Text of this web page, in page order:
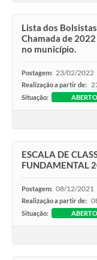
Lista dos
Chamada de
no município.
Postagem: 23/02/2022
Realização a partir de:
Situação: ABERTO
ESCALA DE
FUNDAMENTAL
Postagem: 08/12/2021
Realização a partir de:
Situação: ABERTO